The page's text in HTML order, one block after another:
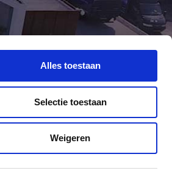
Alles toestaan
Selectie toestaan
Weigeren